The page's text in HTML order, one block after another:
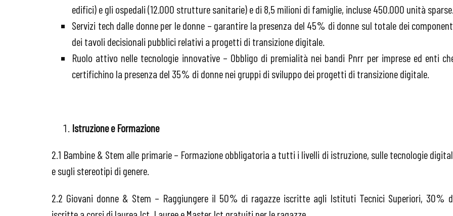
edifici) e gli ospedali (12.000 strutture sanitarie) e di 8,5 milioni di famiglie, incluse 450.000 unità sparse.
Servizi tech dalle donne per le donne – garantire la presenza del 45% di donne sul totale dei
dei tavoli decisionali pubblici relativi a progetti di transizione digitale.
Ruolo attivo nelle tecnologie innovative – Obbligo di premialità nei bandi Pnrr per imprese ed enti
certifichino la presenza del 35% di donne nei gruppi di sviluppo dei progetti di transizione digitale.
Istruzione e Formazione
2.1 Bambine & Stem alle primarie – Formazione obbligatoria a tutti i livelli di istruzione, sulle tecnologie
e sugli stereotipi di genere.
2.2 Giovani donne & Stem – Raggiungere il 50% di ragazze iscritte agli Istituti Tecnici Superiori, 30%